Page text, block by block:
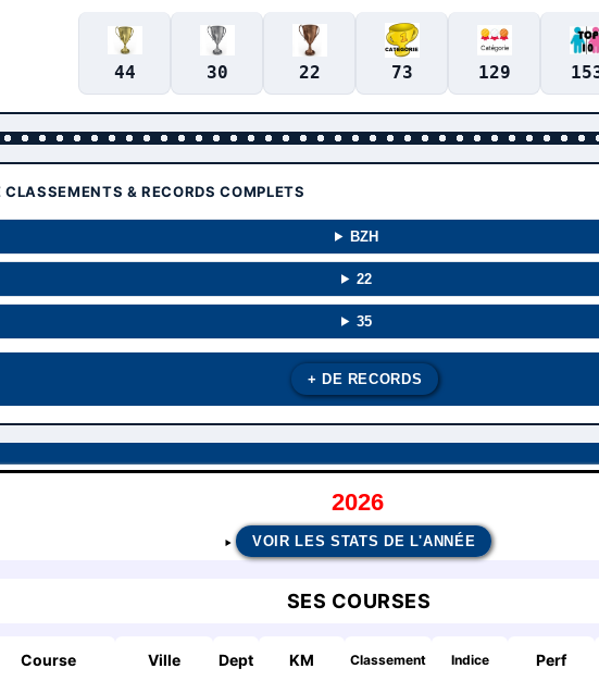
44 30 22 73 129
& RECORDS COMPLETS
BZH
22
35
+ DE RECORDS
2026
VOIR LES STATS DE L'ANNÉE
SES COURSES
Course Ville Dept KM Classement Indice Perf